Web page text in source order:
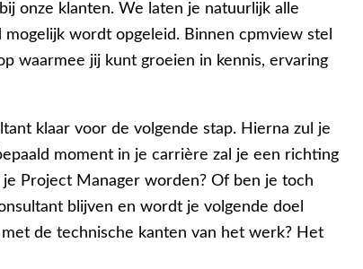
onze klanten. We laten je natuurlijk alle
wordt opgeleid. Binnen cpmview stel
waarmee jij kunt groeien in kennis, ervaring
klaar voor de volgende stap. Hierna zul je
moment in je carrière zal je een richting
Project Manager worden? Of ben je toch
blijven en wordt je volgende doel
de technische kanten van het werk? Het